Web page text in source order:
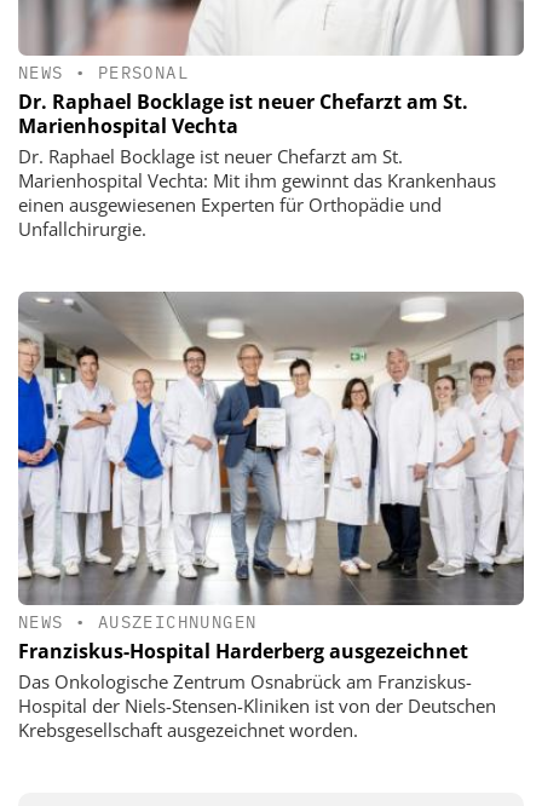
NEWS • PERSONAL
Dr. Raphael Bocklage ist neuer Chefarzt am St.
Marienhospital Vechta
Dr. Raphael Bocklage ist neuer Chefarzt am St.
Marienhospital Vechta: Mit ihm gewinnt das Krankenhaus
einen ausgewiesenen Experten für Orthopädie und
Unfallchirurgie.
NEWS • AUSZEICHNUNGEN
Franziskus-Hospital Harderberg ausgezeichnet
Das Onkologische Zentrum Osnabrück am Franziskus-
Hospital der Niels-Stensen-Kliniken ist von der Deutschen
Krebsgesellschaft ausgezeichnet worden.